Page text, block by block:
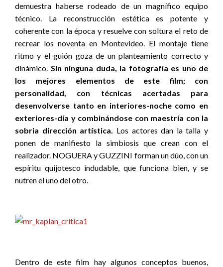
demuestra haberse rodeado de un magnífico equipo
técnico. La reconstrucción estética es potente y
coherente con la época y resuelve con soltura el reto de
recrear los noventa en Montevideo. El montaje tiene
ritmo y el guión goza de un planteamiento correcto y
dinámico. Sin ninguna duda, la fotografía es uno de
los mejores elementos de este film; con
personalidad, con técnicas acertadas para
desenvolverse tanto en interiores-noche como en
exteriores-día y combinándose con maestría con la
sobria dirección artística. Los actores dan la talla y
ponen de manifiesto la simbiosis que crean con el
realizador. NOGUERA y GUZZINI forman un dúo, con un
espíritu quijotesco indudable, que funciona bien, y se
nutren el uno del otro.
Dentro de este film hay algunos conceptos buenos,